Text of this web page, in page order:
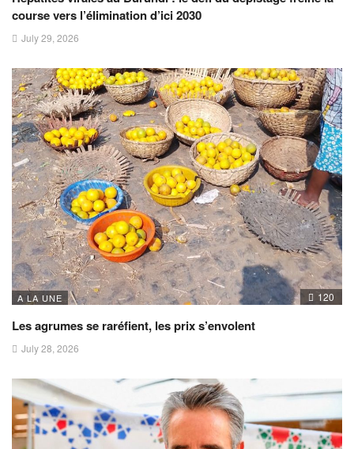
course vers l’élimination d’ici 2030
July 29, 2026
A LA UNE 120
Les agrumes se raréfient, les prix s’envolent
July 28, 2026